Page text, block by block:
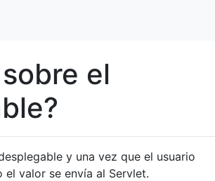
el
y una vez que el usuario
valor se envía al Servlet.